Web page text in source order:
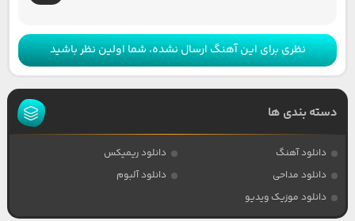
نظری برای این آهنگ ارسال نشده، شما اولین نظر باشید
دسته بندی ها
دانلود آهنگ
دانلود ریمیکس
دانلود مداحی
دانلود آلبوم
دانلود موزیک ویدیو